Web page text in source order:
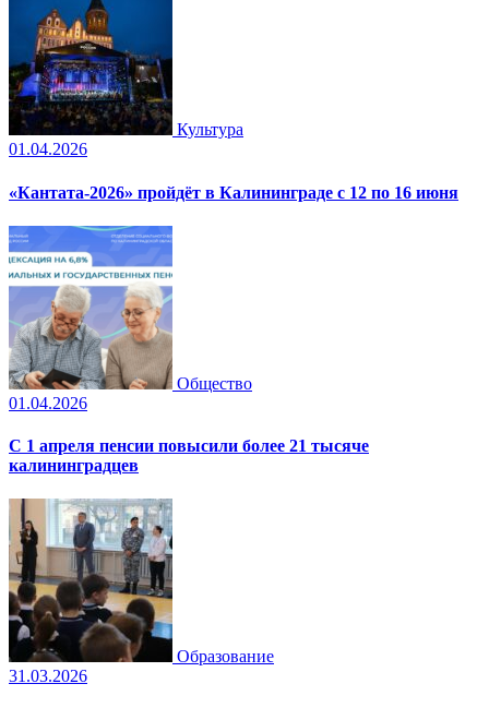
Культура
01.04.2026
«Кантата-2026» пройдёт в Калининграде с 12 по 16 июня
Общество
01.04.2026
С 1 апреля пенсии повысили более 21 тысяче
калининградцев
Образование
31.03.2026